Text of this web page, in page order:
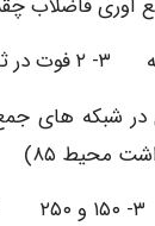
در شبکه های
محیط ۸۵)